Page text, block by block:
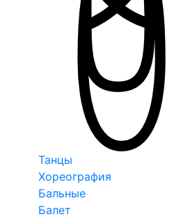
Танцы
Хореография
Бальные
Балет